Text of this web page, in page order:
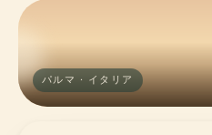
パルマ · イタリア